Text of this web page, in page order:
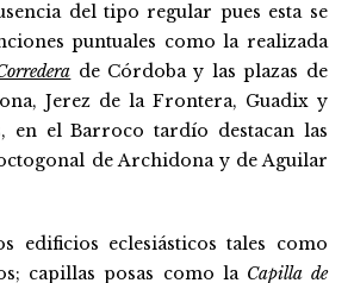
del tipo regular pues esta se
puntuales como la realizada
de Córdoba y las plazas de
Jerez de la Frontera, Guadix y
en el Barroco tardío destacan las
de Archidona y de Aguilar
edificios eclesiásticos tales como
capillas posas como la Capilla de